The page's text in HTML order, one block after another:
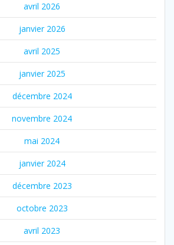
avril 2026
janvier 2026
avril 2025
janvier 2025
décembre 2024
novembre 2024
mai 2024
janvier 2024
décembre 2023
octobre 2023
avril 2023